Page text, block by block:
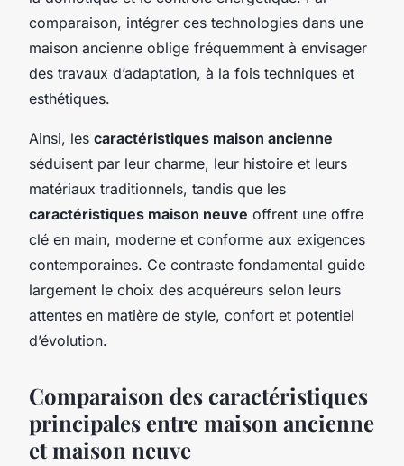
comparaison, intégrer ces technologies dans une
maison ancienne oblige fréquemment à envisager
des travaux d’adaptation, à la fois techniques et
esthétiques.
Ainsi, les caractéristiques maison ancienne
séduisent par leur charme, leur histoire et leurs
matériaux traditionnels, tandis que les
caractéristiques maison neuve offrent une offre
clé en main, moderne et conforme aux exigences
contemporaines. Ce contraste fondamental guide
largement le choix des acquéreurs selon leurs
attentes en matière de style, confort et potentiel
d’évolution.
Comparaison des caractéristiques
principales entre maison ancienne
et maison neuve